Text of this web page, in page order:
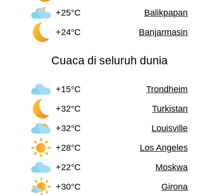
+25°C
Balikpapan
+24°C
Banjarmasin
Cuaca di seluruh dunia
+15°C
Trondheim
+32°C
Turkistan
+32°C
Louisville
+28°C
Los Angeles
+22°C
Moskwa
+30°C
Girona